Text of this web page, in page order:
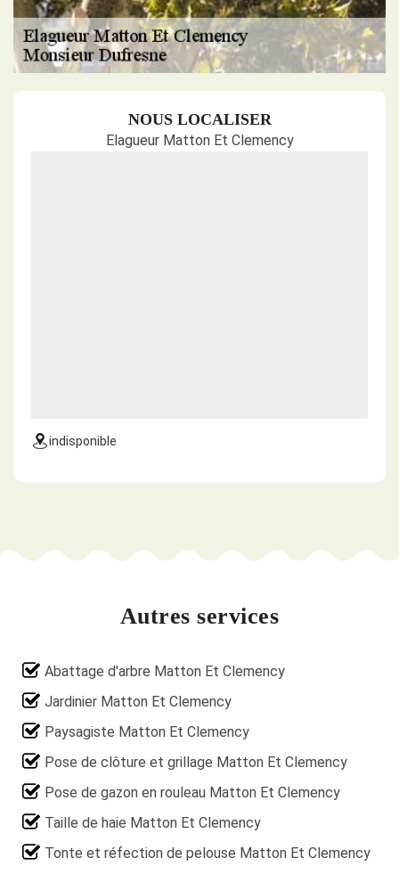
NOUS LOCALISER
Elagueur Matton Et Clemency
indisponible
Autres services
Abattage d'arbre Matton Et Clemency
Jardinier Matton Et Clemency
Paysagiste Matton Et Clemency
Pose de clôture et grillage Matton Et Clemency
Pose de gazon en rouleau Matton Et Clemency
Taille de haie Matton Et Clemency
Tonte et réfection de pelouse Matton Et Clemency